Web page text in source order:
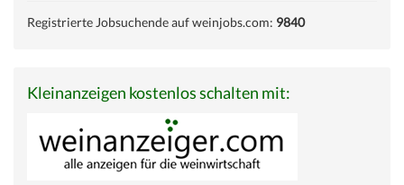
Registrierte Jobsuchende auf weinjobs.com: 9840
Kleinanzeigen kostenlos schalten mit: